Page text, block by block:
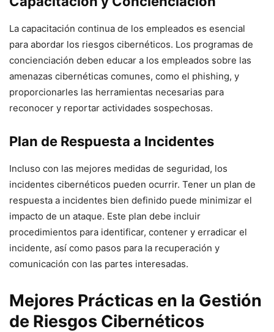
La capacitación continua de los empleados es esencial
para abordar los riesgos cibernéticos. Los programas de
concienciación deben educar a los empleados sobre las
amenazas cibernéticas comunes, como el phishing, y
proporcionarles las herramientas necesarias para
reconocer y reportar actividades sospechosas.
Plan de Respuesta a Incidentes
Incluso con las mejores medidas de seguridad, los
incidentes cibernéticos pueden ocurrir. Tener un plan de
respuesta a incidentes bien definido puede minimizar el
impacto de un ataque. Este plan debe incluir
procedimientos para identificar, contener y erradicar el
incidente, así como pasos para la recuperación y
comunicación con las partes interesadas.
Mejores Prácticas en la Gestión
de Riesgos Cibernéticos